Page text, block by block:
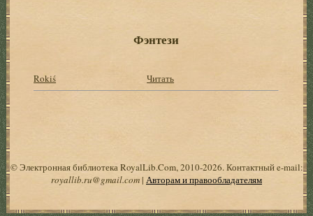
Фэнтези
Rokiś Читать
© Электронная библиотека RoyalLib.Com, 2010-2026. Контактный e-mail:
royallib.ru@gmail.com| Авторам и правообладателям